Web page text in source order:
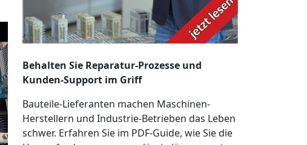
Behalten Sie Reparatur-Prozesse und
Kunden-Support im Griff
Bauteile-Lieferanten machen Maschinen-
Herstellern und Industrie-Betrieben das Leben
schwer. Erfahren Sie im PDF-Guide, wie Sie die